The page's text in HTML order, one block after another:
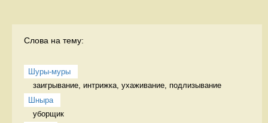
Слова на тему:
Шуры-муры
заигрывание, интрижка, ухаживание, подлизывание
Шныра
уборщик